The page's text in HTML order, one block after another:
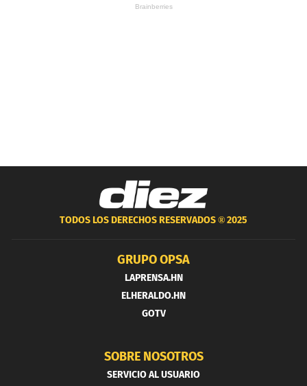
TODOS LOS DERECHOS RESERVADOS ®2025
GRUPO OPSA
LAPRENSA.HN
ELHERALDO.HN
GOTV
SOBRE NOSOTROS
SERVICIO AL USUARIO